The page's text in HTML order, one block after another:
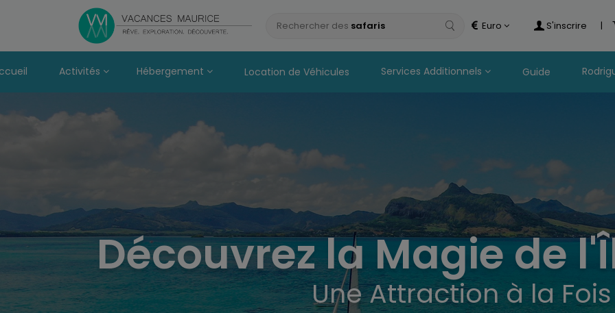
Rechercher des Euro S'inscrire |
Activités Hébergement Location de Véhicules Services Additionnels Guide
Découvrez la Magie de
Une Attraction à la Fois